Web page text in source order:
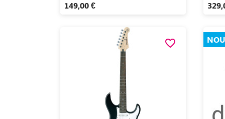
149,00 €
favorite_border